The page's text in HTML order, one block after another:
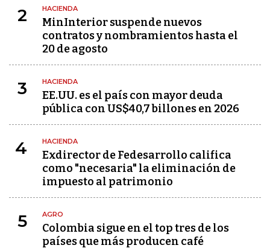
2 HACIENDA
MinInterior suspende nuevos
contratos y nombramientos hasta el
20 de agosto
3 HACIENDA
EE.UU. es el país con mayor deuda
pública con US$40,7 billones en 2026
4 HACIENDA
Exdirector de Fedesarrollo califica
como "necesaria" la eliminación de
impuesto al patrimonio
5 AGRO
Colombia sigue en el top tres de los
países que más producen café